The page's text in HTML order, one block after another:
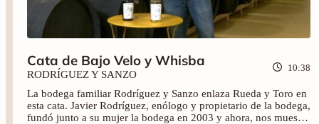
Cata de Bajo Velo y Whisba
RODRÍGUEZ Y SANZO
10:38
La bodega familiar Rodríguez y Sanzo enlaza Rueda y Toro en
esta cata. Javier Rodríguez, enólogo y propietario de la bodega,
fundó junto a su mujer la bodega en 2003 y ahora, nos muestra